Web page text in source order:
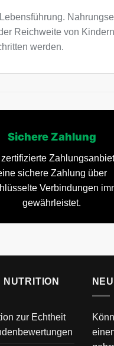
Reichweite von
werden.
Sichere Zahlung
sichere Zahlung über
Verbindungen
gewährleistet.
zur Echtheit